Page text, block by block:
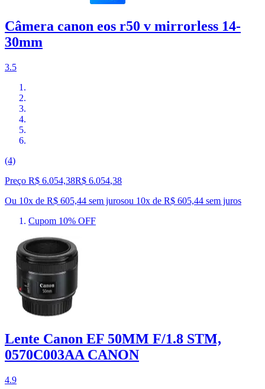
Câmera canon eos r50 v mirrorless 14-
30mm
3.5
(4)
Preço R$ 6.054,38R$ 6.054,38
Ou 10x de R$ 605,44 sem jurosou 10x de R$ 605,44 sem juros
Cupom 10% OFF
Lente Canon EF 50MM F/1.8 STM,
0570C003AA CANON
4.9